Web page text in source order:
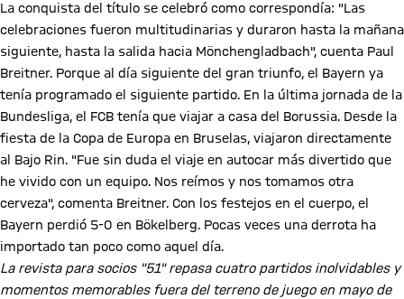
La conquista del título se celebró como correspondía: "Las
celebraciones fueron multitudinarias y duraron hasta la mañana
siguiente, hasta la salida hacia Mönchengladbach", cuenta Paul
Breitner. Porque al día siguiente del gran triunfo, el Bayern ya
tenía programado el siguiente partido. En la última jornada de la
Bundesliga, el FCB tenía que viajar a casa del Borussia. Desde la
fiesta de la Copa de Europa en Bruselas, viajaron directamente
al Bajo Rin. "Fue sin duda el viaje en autocar más divertido que
he vivido con un equipo. Nos reímos y nos tomamos otra
cerveza", comenta Breitner. Con los festejos en el cuerpo, el
Bayern perdió 5-0 en Bökelberg. Pocas veces una derrota ha
importado tan poco como aquel día.
La revista para socios "51" repasa cuatro partidos inolvidables y
momentos memorables fuera del terreno de juego en mayo de